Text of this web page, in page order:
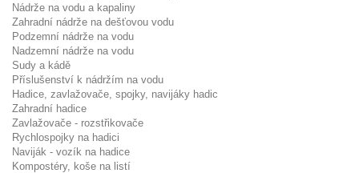
Nádrže na vodu a kapaliny
Zahradní nádrže na dešťovou vodu
Podzemní nádrže na vodu
Nadzemní nádrže na vodu
Sudy a kádě
Příslušenství k nádržím na vodu
Hadice, zavlažovače, spojky, navijáky hadic
Zahradní hadice
Zavlažovače - rozstřikovače
Rychlospojky na hadici
Naviják - vozík na hadice
Kompostéry, koše na listí